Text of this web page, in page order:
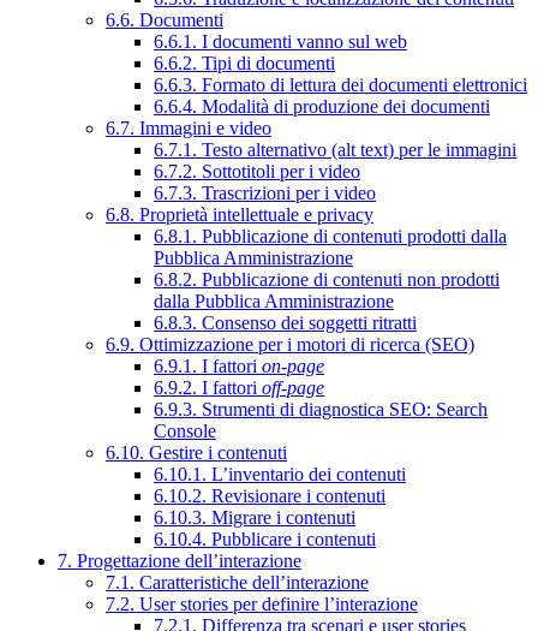
6.6. Documenti
6.6.1. I documenti vanno sul web
6.6.2. Tipi di documenti
6.6.3. Formato di lettura dei documenti elettronici
6.6.4. Modalità di produzione dei documenti
6.7. Immagini e video
6.7.1. Testo alternativo (alt text) per le immagini
6.7.2. Sottotitoli per i video
6.7.3. Trascrizioni per i video
6.8. Proprietà intellettuale e privacy
6.8.1. Pubblicazione di contenuti prodotti dalla
Pubblica Amministrazione
6.8.2. Pubblicazione di contenuti non prodotti
dalla Pubblica Amministrazione
6.8.3. Consenso dei soggetti ritratti
6.9. Ottimizzazione per i motori di ricerca (SEO)
6.9.1. I fattori on-page
6.9.2. I fattori off-page
6.9.3. Strumenti di diagnostica SEO: Search
Console
6.10. Gestire i contenuti
6.10.1. L’inventario dei contenuti
6.10.2. Revisionare i contenuti
6.10.3. Migrare i contenuti
6.10.4. Pubblicare i contenuti
7. Progettazione dell’interazione
7.1. Caratteristiche dell’interazione
7.2. User stories per definire l’interazione
7.2.1. Differenza tra scenari e user stories